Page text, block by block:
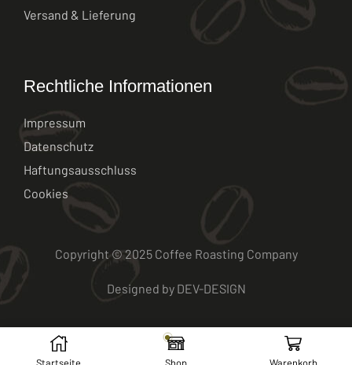
Versand & Lieferung
Rechtliche Informationen
Impressum
Datenschutz
Haftungsausschluss
Cookies
Copyright © 2025 Coffee Roasting Company
Designed by DEV-DESIGN